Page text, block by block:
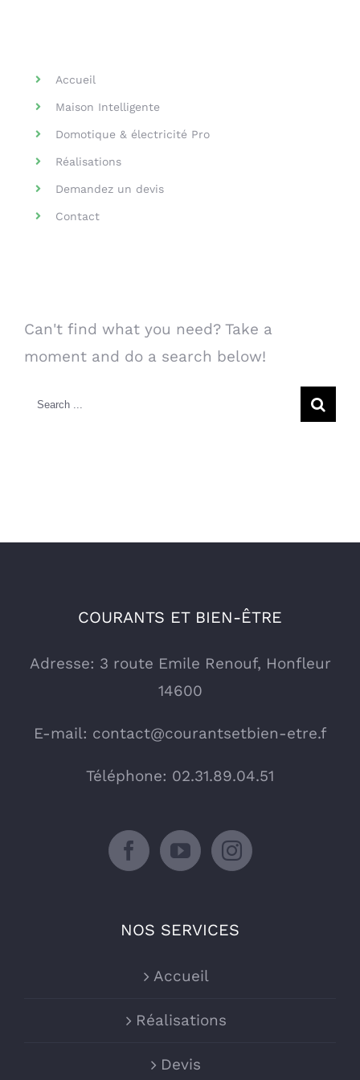
Accueil
Maison Intelligente
Domotique & électricité Pro
Réalisations
Demandez un devis
Contact
Can't find what you need? Take a
moment and do a search below!
Search
COURANTS ET BIEN-ÊTRE
Adresse: 3 route Emile Renouf, Honfleur
14600
E-mail: contact@courantsetbien-etre.f
Téléphone: 02.31.89.04.51
NOS SERVICES
Accueil
Réalisations
Devis